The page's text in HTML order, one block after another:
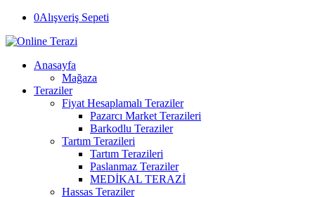
0Alışveriş Sepeti
Anasayfa
Mağaza
Teraziler
Fiyat Hesaplamalı Teraziler
Pazarcı Market Terazileri
Barkodlu Teraziler
Tartım Terazileri
Tartım Terazileri
Paslanmaz Teraziler
MEDİKAL TERAZİ
Hassas Teraziler